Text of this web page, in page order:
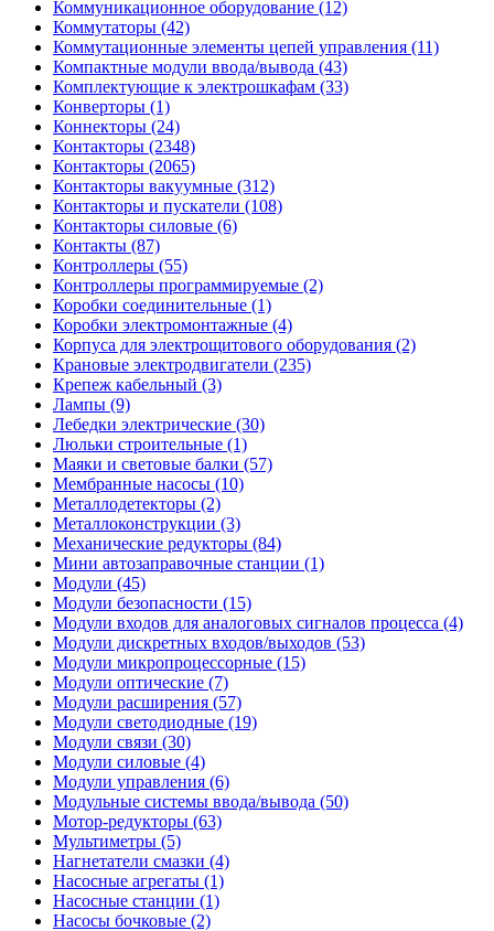
Коммуникационное оборудование (12)
Коммутаторы (42)
Коммутационные элементы цепей управления (11)
Компактные модули ввода/вывода (43)
Комплектующие к электрошкафам (33)
Конверторы (1)
Коннекторы (24)
Контакторы (2348)
Контакторы (2065)
Контакторы вакуумные (312)
Контакторы и пускатели (108)
Контакторы силовые (6)
Контакты (87)
Контроллеры (55)
Контроллеры программируемые (2)
Коробки соединительные (1)
Коробки электромонтажные (4)
Корпуса для электрощитового оборудования (2)
Крановые электродвигатели (235)
Крепеж кабельный (3)
Лампы (9)
Лебедки электрические (30)
Люльки строительные (1)
Маяки и световые балки (57)
Мембранные насосы (10)
Металлодетекторы (2)
Металлоконструкции (3)
Механические редукторы (84)
Мини автозаправочные станции (1)
Модули (45)
Модули безопасности (15)
Модули входов для аналоговых сигналов процесса (4)
Модули дискретных входов/выходов (53)
Модули микропроцессорные (15)
Модули оптические (7)
Модули расширения (57)
Модули светодиодные (19)
Модули связи (30)
Модули силовые (4)
Модули управления (6)
Модульные системы ввода/вывода (50)
Мотор-редукторы (63)
Мультиметры (5)
Нагнетатели смазки (4)
Насосные агрегаты (1)
Насосные станции (1)
Насосы бочковые (2)